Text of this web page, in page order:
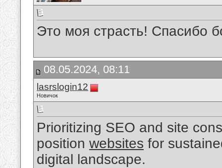
Это моя страсть! Спасибо
08.05.2024, 08:11
lasrslogin12
Новичок
Prioritizing SEO and site
position websites for
digital landscape.